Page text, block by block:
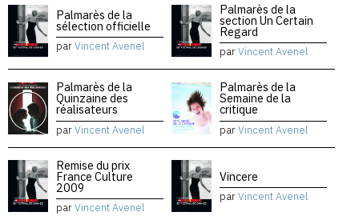
Palmarès de la
sélection officielle
parVincent Avenel
Palmarès de la
section Un Certain
Regard
parVincent Avenel
Palmarès de la
Quinzaine des
réalisateurs
parVincent Avenel
Palmarès de la
Semaine de la
critique
parVincent Avenel
Remise du prix
France Culture
2009
parVincent Avenel
Vincere
parVincent Avenel